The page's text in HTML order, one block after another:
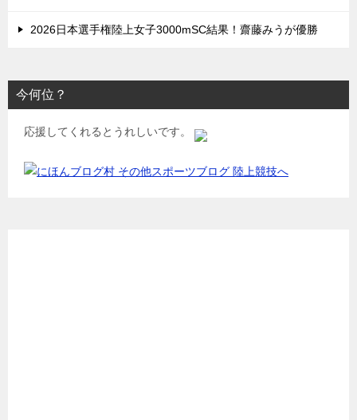
2026日本選手権陸上女子3000mSC結果！齋藤みうが優勝
今何位？
応援してくれるとうれしいです。